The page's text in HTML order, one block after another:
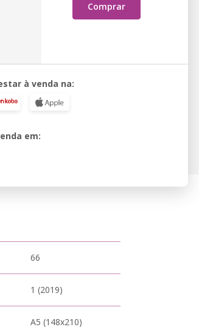
Comprar
à venda na:
em:
66
1 (2019)
A5 (148x210)